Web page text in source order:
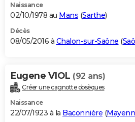
Naissance
02/10/1978 au Mans (Sarthe)
Décès
08/05/2016 à Chalon-sur-Saône (
Eugene VIOL (92 ans)
Créer une cagnotte obsèques
Naissance
22/07/1923 à la Baconnière (